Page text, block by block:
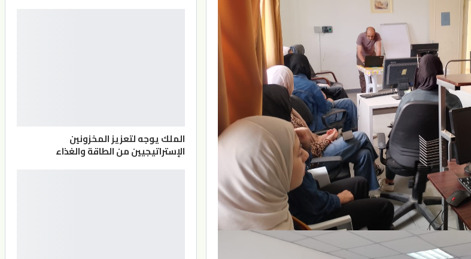
الملك يوجه لتعزيز المخزونين
الإستراتيجيين من الطاقة والغذاء